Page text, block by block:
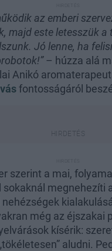
az emberi
majd este letesszük a
Jó lenne, ha
– húzza alá
Anikó
fontosságáról
szerint a mai,
megnehezíti
nehézségek
még az éjszakai
kísérik:
aludni.